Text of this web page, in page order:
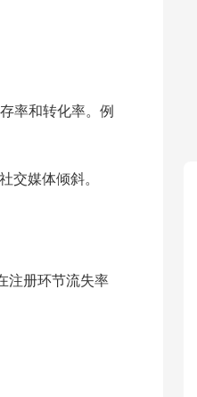
率和转化率。例
交媒体倾斜。
注册环节流失率